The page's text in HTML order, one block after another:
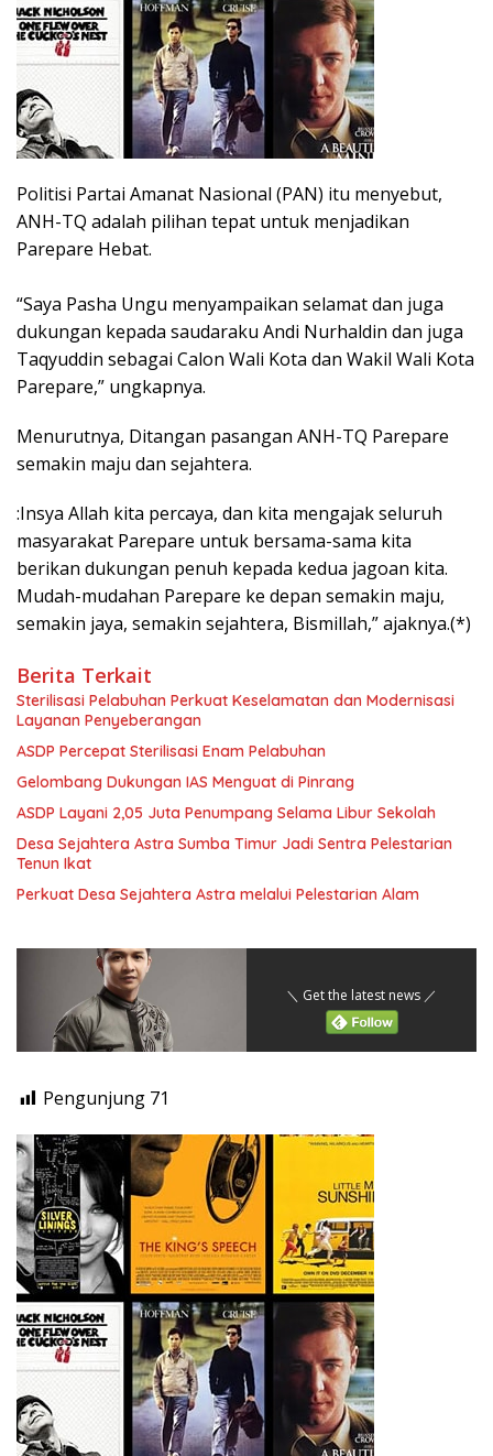
Politisi Partai Amanat Nasional (PAN) itu menyebut,
ANH-TQ adalah pilihan tepat untuk menjadikan
Parepare Hebat.
“Saya Pasha Ungu menyampaikan selamat dan juga
dukungan kepada saudaraku Andi Nurhaldin dan juga
Taqyuddin sebagai Calon Wali Kota dan Wakil Wali Kota
Parepare,” ungkapnya.
Menurutnya, Ditangan pasangan ANH-TQ Parepare
semakin maju dan sejahtera.
:Insya Allah kita percaya, dan kita mengajak seluruh
masyarakat Parepare untuk bersama-sama kita
berikan dukungan penuh kepada kedua jagoan kita.
Mudah-mudahan Parepare ke depan semakin maju,
semakin jaya, semakin sejahtera, Bismillah,” ajaknya.(*)
Berita Terkait
Sterilisasi Pelabuhan Perkuat Keselamatan dan Modernisasi
Layanan Penyeberangan
ASDP Percepat Sterilisasi Enam Pelabuhan
Gelombang Dukungan IAS Menguat di Pinrang
ASDP Layani 2,05 Juta Penumpang Selama Libur Sekolah
Desa Sejahtera Astra Sumba Timur Jadi Sentra Pelestarian
Tenun Ikat
Perkuat Desa Sejahtera Astra melalui Pelestarian Alam
＼ Get the latest news ／
Pengunjung 71